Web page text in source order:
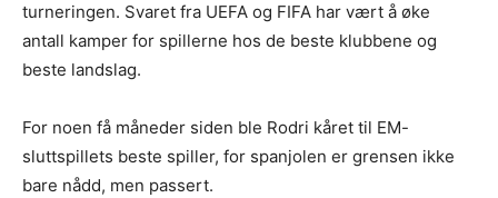
turneringen. Svaret fra UEFA og FIFA har vært å øke
antall kamper for spillerne hos de beste klubbene og
beste landslag.
For noen få måneder siden ble Rodri kåret til EM-
sluttspillets beste spiller, for spanjolen er grensen ikke
bare nådd, men passert.